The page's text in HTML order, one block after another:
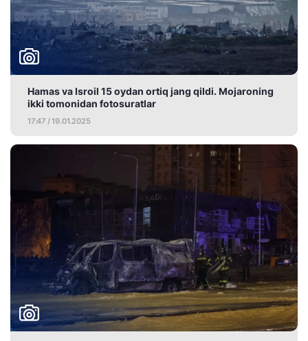
Hamas va Isroil 15 oydan ortiq jang qildi. Mojaroning
ikki tomonidan fotosuratlar
17:47 / 19.01.2025